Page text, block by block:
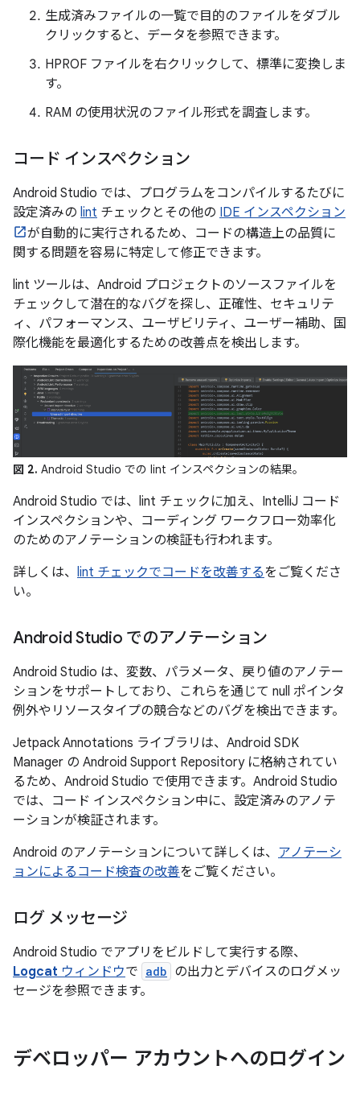
生成済みファイルの一覧で目的のファイルをダブル
クリックすると、データを参照できます。
HPROF ファイルを右クリックして、標準に変換しま
す。
RAM の使用状況のファイル形式を調査します。
コード インスペクション
Android Studio では、プログラムをコンパイルするたびに
設定済みの lint チェックとその他の IDE インスペクション
が自動的に実行されるため、コードの構造上の品質に
関する問題を容易に特定して修正できます。
lint ツールは、Android プロジェクトのソースファイルを
チェックして潜在的なバグを探し、正確性、セキュリテ
ィ、パフォーマンス、ユーザビリティ、ユーザー補助、国
際化機能を最適化するための改善点を検出します。
図 2. Android Studio での lint インスペクションの結果。
Android Studio では、lint チェックに加え、IntelliJ コード
インスペクションや、コーディング ワークフロー効率化
のためのアノテーションの検証も行われます。
詳しくは、 lint チェックでコードを改善するをご覧くださ
い。
Android Studio でのアノテーション
Android Studio は、変数、パラメータ、戻り値のアノテー
ションをサポートしており、これらを通じて null ポインタ
例外やリソースタイプの競合などのバグを検出できます。
Jetpack Annotations ライブラリは、Android SDK
Manager の Android Support Repository に格納されてい
るため、Android Studio で使用できます。Android Studio
では、コード インスペクション中に、設定済みのアノテ
ーションが検証されます。
Android のアノテーションについて詳しくは、 アノテーシ
ョンによるコード検査の改善をご覧ください。
ログ メッセージ
Android Studio でアプリをビルドして実行する際、
Logcat ウィンドウで adb の出力とデバイスのログメッ
セージを参照できます。
デベロッパー アカウントへのログイン